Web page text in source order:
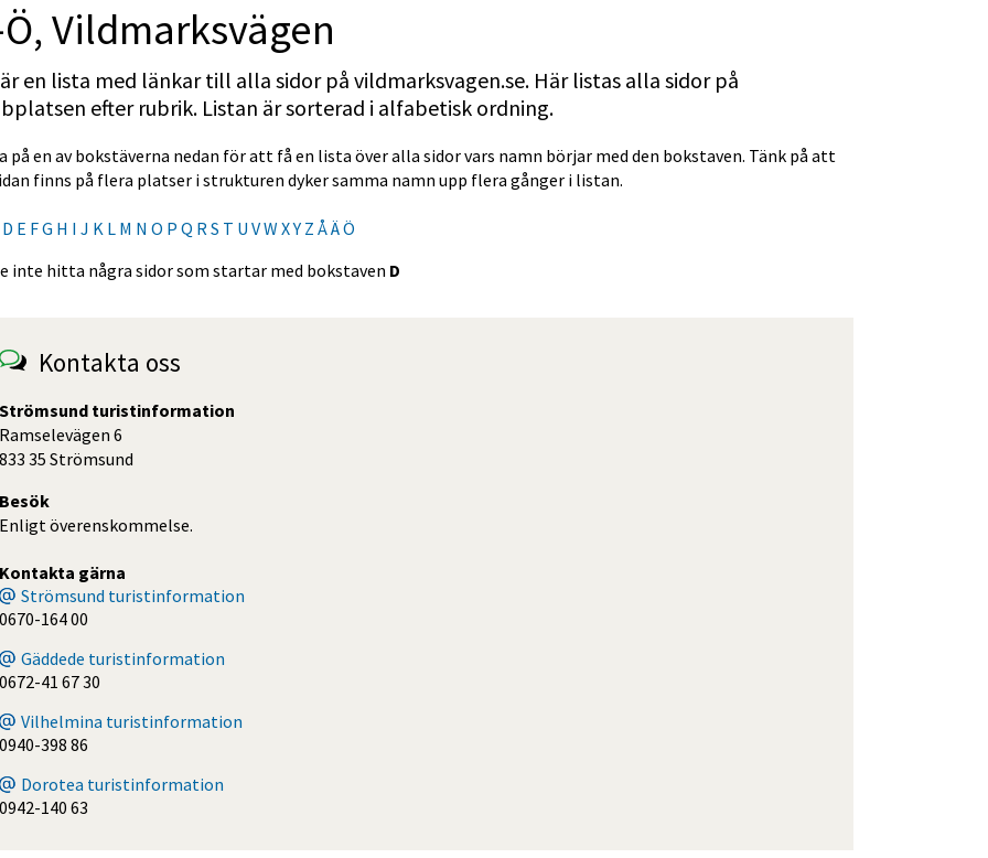
Vildmarksvägen
är en lista med länkar till alla sidor på vildmarksvagen.se. Här listas alla sidor på
efter rubrik. Listan är sorterad i alfabetisk ordning.
på en av bokstäverna nedan för att få en lista över alla sidor vars namn börjar med den bokstaven. Tänk på att
finns på flera platser i strukturen dyker samma namn upp flera gånger i listan.
D E FG H I J K L M N O P Q R S T U VW XY Z ÅÄÖ
inte hitta några sidor som startar med bokstaven D
Kontakta oss
Strömsund turistinformation
Ramselevägen 6
833 35 Strömsund
Besök
Enligt överenskommelse.
Kontakta gärna
Strömsund turistinformation
0670-164 00
Gäddede turistinformation
0672-41 67 30
Vilhelmina turistinformation
0940-398 86
Dorotea turistinformation
0942-140 63